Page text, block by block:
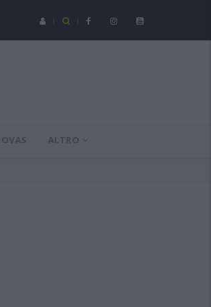
Italia: Spezia-Torres posticipata a domenica 16
ALTRO